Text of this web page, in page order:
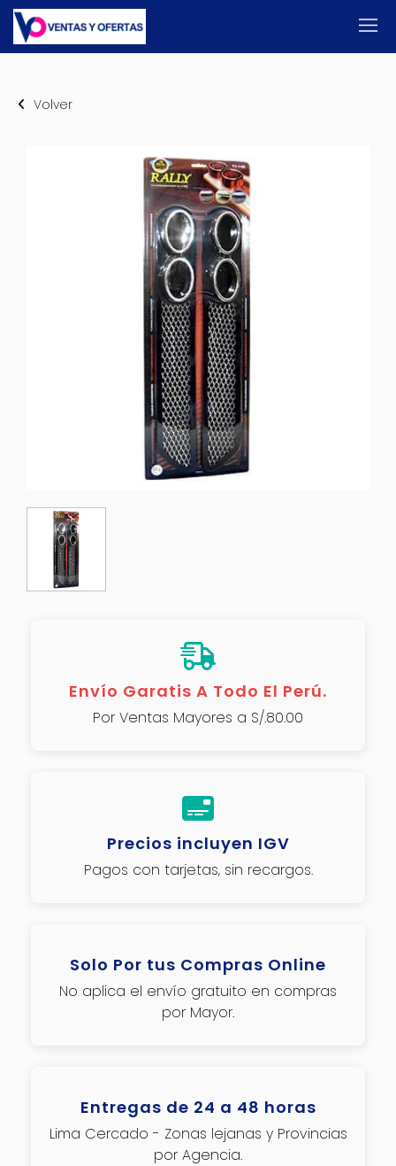
Volver
Envío Garatis A Todo El Perú.
Por Ventas Mayores a S/.80.00
Precios incluyen IGV
Pagos con tarjetas, sin recargos.
Solo Por tus Compras Online
No aplica el envío gratuito en compras
por Mayor.
Entregas de 24 a 48 horas
Lima Cercado - Zonas lejanas y Provincias
por Agencia.